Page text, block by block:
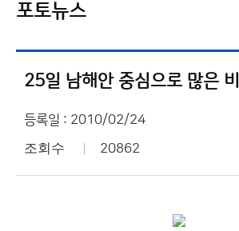
포토뉴스
25일 남해안 중심으로 많은
등록일 : 2010/02/24
조회수 20862